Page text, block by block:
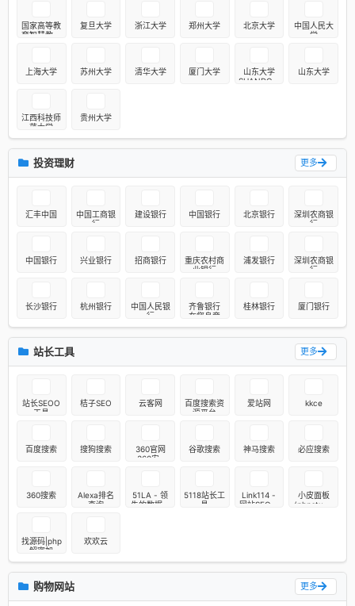
国家高等教
育智慧教育
复旦大学 浙江大学 郑州大学 北京大学
中国人民大
学
上海大学 苏州大学 清华大学 厦门大学
山东大学
SHANDON
山东大学
江西科技师
范大学
贵州大学
投资理财 更多
汇丰中国
中国工商银
行
建设银行 中国银行 北京银行
深圳农商银
行
中国银行 兴业银行 招商银行
重庆农村商
业银行
浦发银行
深圳农商银
行
长沙银行 杭州银行
中国人民银
行
齐鲁银行
在您身旁
桂林银行 厦门银行
站长工具 更多
站长SEOO
工具
桔子SEO 云客网
百度搜索资
源平台
爱站网 kkce
百度搜索 搜狗搜索
360官网
-360安全
件 - 360智
能家居 -
谷歌搜索 神马搜索 必应搜索
360搜索
Alexa排名
查询
51LA - 领
先的数据统
5118站长工
具
Link114 -
网站SEO查
小皮面板
(phpstudy
找源码|php
解密加
密|php混淆
解密|php在
线解密|ASP
欢欢云
购物网站 更多